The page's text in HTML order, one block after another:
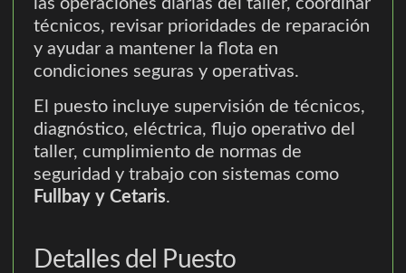
técnicos, revisar prioridades de reparación
y ayudar a mantener la flota en
condiciones seguras y operativas.
El puesto incluye supervisión de técnicos,
diagnóstico, eléctrica, flujo operativo del
taller, cumplimiento de normas de
seguridad y trabajo con sistemas como
Fullbay y Cetaris.
Detalles del Puesto